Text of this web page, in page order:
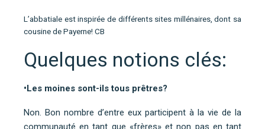
L’abbatiale est inspirée de différents sites millénaires, dont sa
cousine de Payerne! CB
Quelques notions clés:
•Les moines sont-ils tous prêtres?
Non. Bon nombre d’entre eux participent à la vie de la
communauté en tant que «frères» et non pas en tant